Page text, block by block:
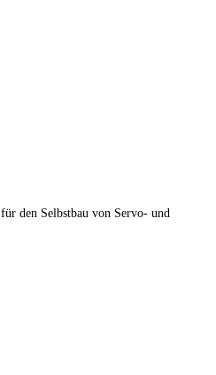
den Selbstbau von Servo- und